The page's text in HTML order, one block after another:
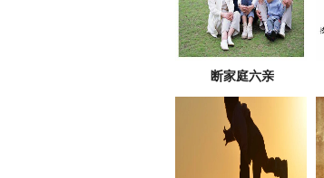
断家庭六亲